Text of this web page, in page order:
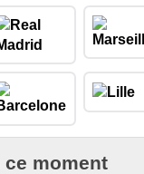
ce moment